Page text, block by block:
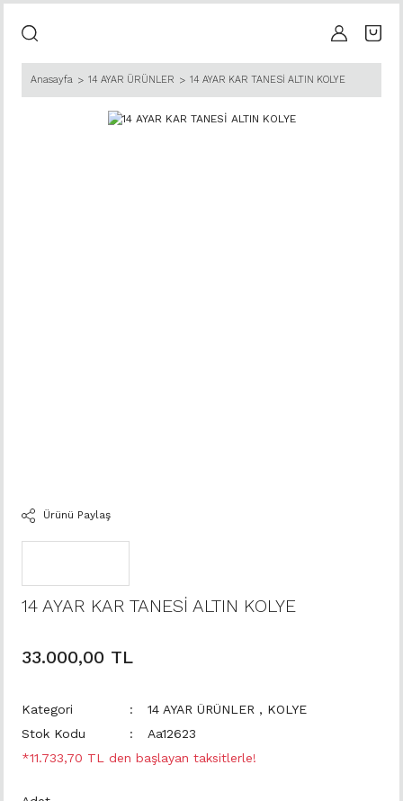
Anasayfa 14 AYAR ÜRÜNLER 14 AYAR KAR TANESİ ALTIN KOLYE
Ürünü Paylaş
14 AYAR KAR TANESİ ALTIN KOLYE
33.000,00 TL
Kategori 14 AYAR ÜRÜNLER , KOLYE
Stok Kodu
Aa12623
*11.733,70 TL den başlayan taksitlerle!